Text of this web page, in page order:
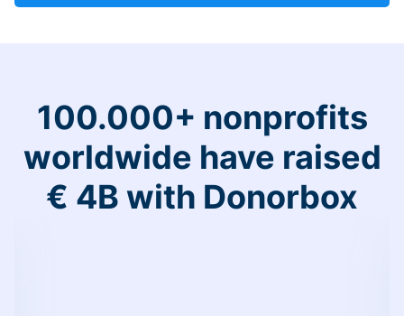
100.000+ nonprofits
worldwide have raised
€ 4B with Donorbox